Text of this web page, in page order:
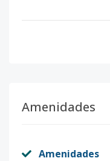
Amenidades
Amenidades